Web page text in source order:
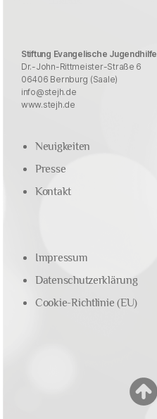
Stiftung Evangelische Jugendhilfe
Dr.-John-Rittmeister-Straße 6
06406 Bernburg (Saale)
info@stejh.de
www.stejh.de
Neuigkeiten
Presse
Kontakt
Impressum
Datenschutzerklärung
Cookie-Richtlinie (EU)